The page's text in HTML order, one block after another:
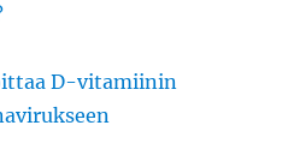
D-vitamiinin